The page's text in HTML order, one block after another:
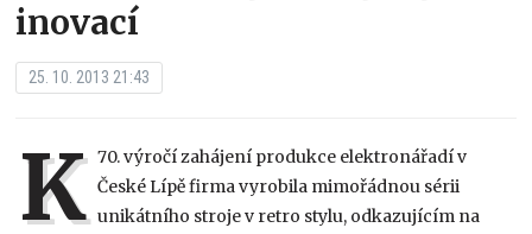
inovací
25. 10. 2013 21:43
K 70. výročí zahájení produkce elektronářadí v
České Lípě firma vyrobila mimořádnou sérii
unikátního stroje v retro stylu, odkazujícím na